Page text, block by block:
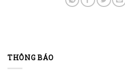
THÔNG BÁO